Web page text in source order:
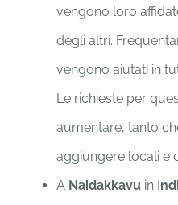
vengono loro
degli altri.
vengono aiutati in
Le richieste per
aumentare, tanto
aggiungere locali e
A Naidakkavuin I